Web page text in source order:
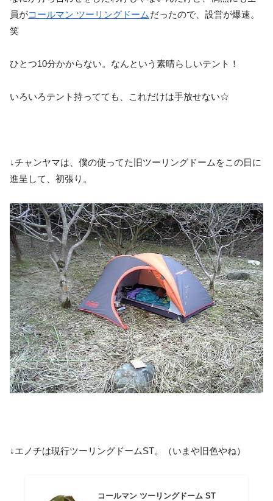
員がコールマン ツーリングドーム だったので、設営が爆速。
笑
ひとつ10分かからない。なんという素晴らしいテント！
いろいろテント持ってても、これだけは手放せない☆
↓チャンヤマは、僕の使ってた旧ツーリングドームをこの日に
進呈して、初張り。
↓エノチは現行ツーリングドームST。（いまや旧色やね）
コールマン ツーリングドーム ST